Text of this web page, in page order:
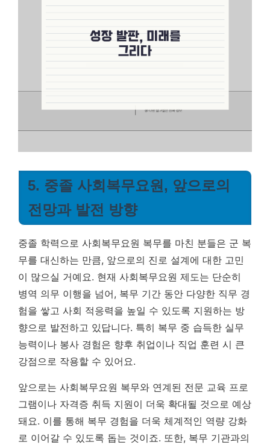
5. 중졸 사회복무요원, 앞으로의
전망과 발전 방향
중졸 학력으로 사회복무요원 복무를 마친 분들은 군 복
무를 대신하는 만큼, 앞으로의 진로 설계에 대한 고민
이 많으실 거예요. 현재 사회복무요원 제도는 단순히
병역 의무 이행을 넘어, 복무 기간 동안 다양한 직무 경
험을 쌓고 사회 적응력을 높일 수 있도록 지원하는 방
향으로 발전하고 있답니다. 특히 복무 중 습득한 실무
능력이나 봉사 경험은 향후 취업이나 직업 훈련 시 큰
강점으로 작용할 수 있어요.
앞으로는 사회복무요원 복무와 연계된 전문 교육 프로
그램이나 자격증 취득 지원이 더욱 확대될 것으로 예상
돼요. 이를 통해 복무 경험을 더욱 체계적인 역량 강화
로 이어갈 수 있도록 돕는 것이죠. 또한, 복무 기관과의